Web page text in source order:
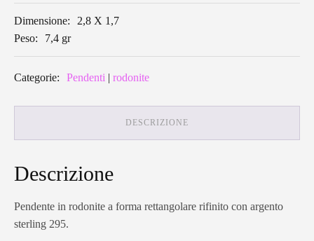
Dimensione:
2,8 X 1,7
Peso:
7,4 gr
Categorie: Pendenti rodonite
DESCRIZIONE
Descrizione
Pendente in rodonite a forma rettangolare rifinito con argento
sterling 295.